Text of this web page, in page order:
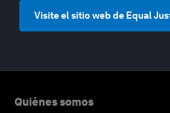
Visite el sitio web de Equal
Quiénes somos